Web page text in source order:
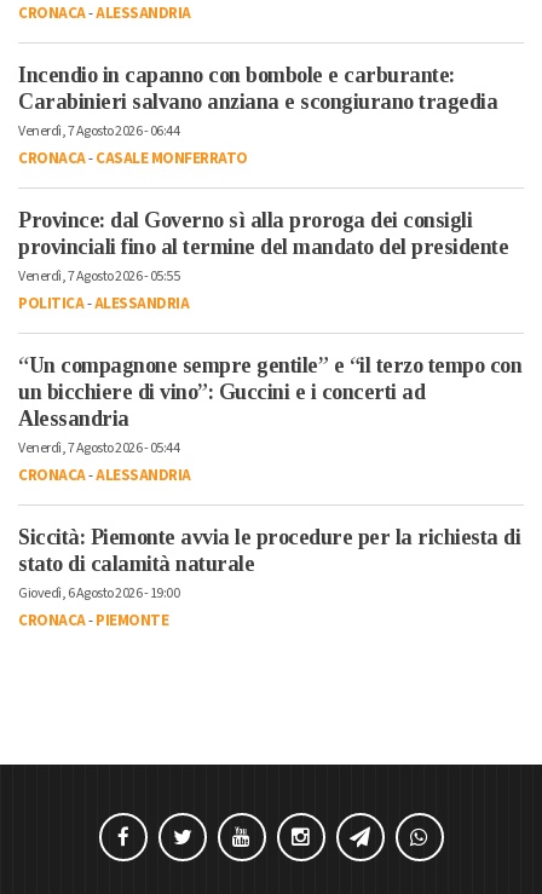
CRONACA-ALESSANDRIA
Incendio in capanno con bombole e carburante:
Carabinieri salvano anziana e scongiurano tragedia
Venerdì, 7 Agosto 2026 - 06:44
CRONACA-CASALE MONFERRATO
Province: dal Governo sì alla proroga dei consigli
provinciali fino al termine del mandato del presidente
Venerdì, 7 Agosto 2026 - 05:55
POLITICA-ALESSANDRIA
“Un compagnone sempre gentile” e “il terzo tempo con
un bicchiere di vino”: Guccini e i concerti ad
Alessandria
Venerdì, 7 Agosto 2026 - 05:44
CRONACA-ALESSANDRIA
Siccità: Piemonte avvia le procedure per la richiesta di
stato di calamità naturale
Giovedì, 6 Agosto 2026 - 19:00
CRONACA-PIEMONTE